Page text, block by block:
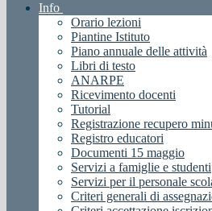
Info
Orario lezioni
Piantine Istituto
Piano annuale delle attività
Libri di testo
ANARPE
Ricevimento docenti
Tutorial
Registrazione recupero
Registro educatori
Documenti 15 maggio
Servizi a famiglie e studenti
Servizi per il personale
Criteri generali di